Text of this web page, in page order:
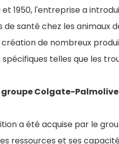
et 1950, l'entreprise a
santé chez les animaux
de nombreux
telles que les
Colgate-Palmolive
a été acquise par le
ressources et ses